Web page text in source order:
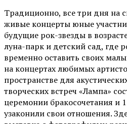
Традиционно, все три дня на
живые концерты юные
будущие рок-звезды в
луна-парк и детский сад, где
временно оставить своих
на концертах любимых
пространстве для
творческих встреч «Лампа»
церемонии бракосочетания и
узаконили свои отношения.